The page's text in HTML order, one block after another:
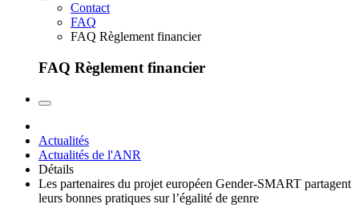
Contact
FAQ
FAQ Règlement financier
FAQ Règlement financier
Actualités
Actualités de l'ANR
Détails
Les partenaires du projet européen Gender-SMART partagent
leurs bonnes pratiques sur l’égalité de genre